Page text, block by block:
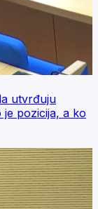
utvrđuju
je pozicija, a ko